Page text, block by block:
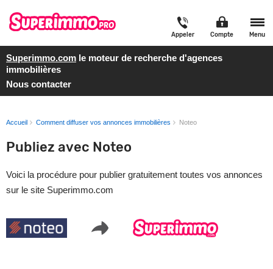
Appeler Compte Menu
Superimmo.com le moteur de recherche d'agences
immobilières
Nous contacter
Accueil Comment diffuser vos annonces immobilières Noteo
Publiez avec Noteo
Voici la procédure pour publier gratuitement toutes vos annonces
sur le site Superimmo.com